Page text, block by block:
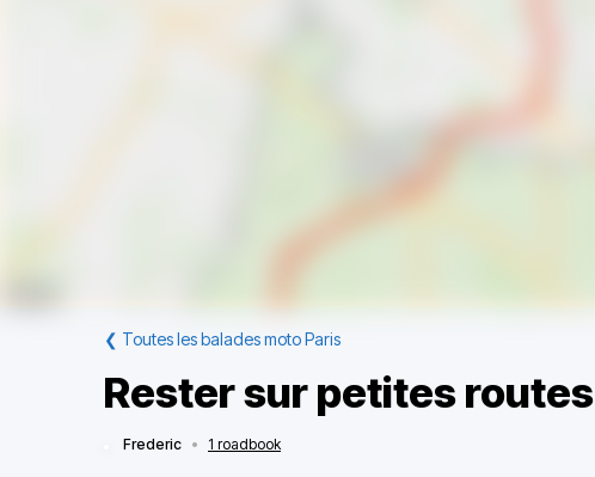
❮ Toutes les balades moto Paris
Rester sur petites routes
Frederic • 1 roadbook